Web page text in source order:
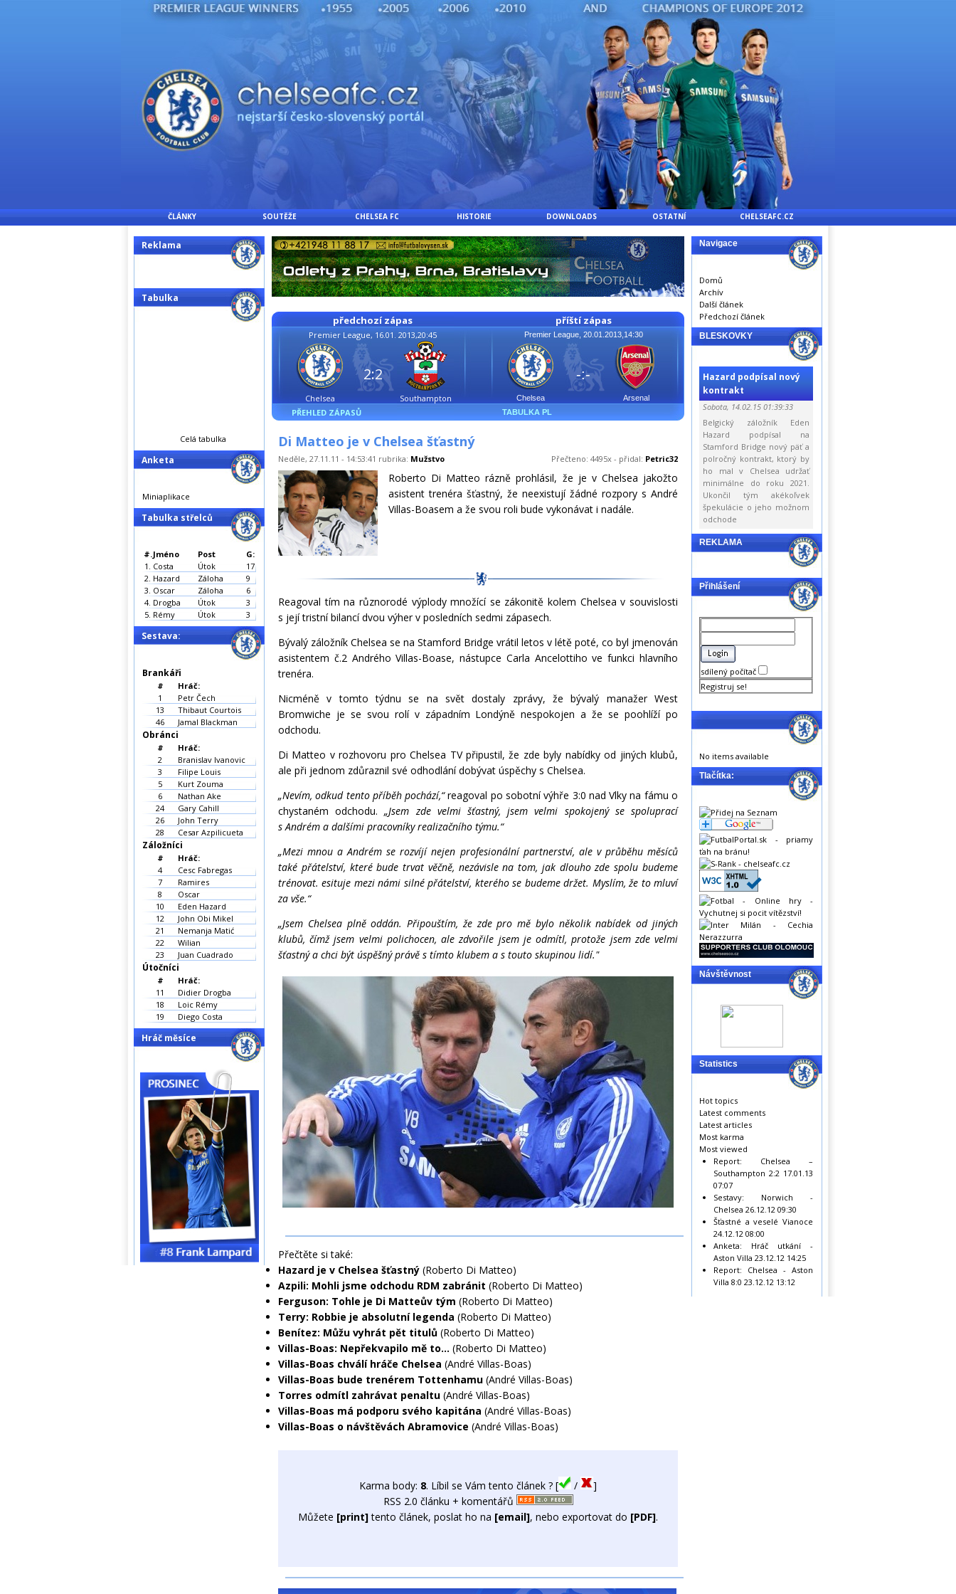
ČLÁNKY SOUTĚŽE CHELSEA FC HISTORIE DOWNLOADS OSTATNÍ CHELSEAFC.CZ
předchozí zápas
Premier League, 16.01. 2013,20:45
Chelsea Southampton
2:2
PŘEHLED ZÁPASŮ
příští zápas
Premier League, 20.01.2013,14:30
Chelsea Arsenal
-:-
TABULKA PL
Di Matteo je v Chelsea šťastný
Neděle, 27.11.11 - 14:53:41 rubrika: Mužstvo Přečteno: 4495x - přidal: Petric32
Roberto Di Matteo rázně prohlásil, že je v Chelsea jakožto
asistent trenéra šťastný, že neexistují žádné rozpory s André
Villas-Boasem a že svou roli bude vykonávat i nadále.
Reagoval tím na různorodé výplody množící se zákonitě kolem Chelsea v souvislosti
s její tristní bilancí dvou výher v posledních sedmi zápasech.
Bývalý záložník Chelsea se na Stamford Bridge vrátil letos v létě poté, co byl jmenován
asistentem č.2 Andrého Villas-Boase, nástupce Carla Ancelottiho ve funkci hlavního
trenéra.
Nicméně v tomto týdnu se na svět dostaly zprávy, že bývalý manažer West
Bromwiche je se svou rolí v západním Londýně nespokojen a že se poohlíží po
odchodu.
Di Matteo v rozhovoru pro Chelsea TV připustil, že zde byly nabídky od jiných klubů,
ale při jednom zdůraznil své odhodlání dobývat úspěchy s Chelsea.
„Nevím, odkud tento příběh pochází,“reagoval po sobotní výhře 3:0 nad Vlky na fámu o
chystaném odchodu.„Jsem zde velmi šťastný, jsem velmi spokojený se spoluprací
s Andrém a dalšími pracovníky realizačního týmu.“
„Mezi mnou a Andrém se rozvíjí nejen profesionální partnerství, ale v průběhu měsíců
také přátelství, které bude trvat věčně, nezávisle na tom, jak dlouho zde spolu budeme
trénovat. esituje mezi námi silné přátelství, kterého se budeme držet. Myslím, že to mluví
za vše.“
„Jsem Chelsea plně oddán. Připouštím, že zde pro mě bylo několik nabídek od jiných
klubů, čímž jsem velmi polichocen, ale zdvořile jsem je odmítl, protože jsem zde velmi
šťastný a chci být úspěšný právě s tímto klubem a s touto skupinou lidí."
Přečtěte si také:
Hazard je v Chelsea šťastný (Roberto Di Matteo)
Azpili: Mohli jsme odchodu RDM zabránit (Roberto Di Matteo)
Ferguson: Tohle je Di Matteův tým (Roberto Di Matteo)
Terry: Robbie je absolutní legenda (Roberto Di Matteo)
Benítez: Můžu vyhrát pět titulů (Roberto Di Matteo)
Villas-Boas: Nepřekvapilo mě to... (Roberto Di Matteo)
Villas-Boas chválí hráče Chelsea (André Villas-Boas)
Villas-Boas bude trenérem Tottenhamu (André Villas-Boas)
Torres odmítl zahrávat penaltu (André Villas-Boas)
Villas-Boas má podporu svého kapitána (André Villas-Boas)
Villas-Boas o návštěvách Abramovice (André Villas-Boas)
Karma body: 8. Líbil se Vám tento článek ? [ /
]
RSS 2.0 článku + komentářů
Můžete [print]tento článek, poslat ho na [email], nebo exportovat do [PDF].
Reklama
Tabulka
Celá tabulka
Anketa
Miniaplikace
Tabulka střelců
#.Jméno Post
G:
1. Costa Útok
17
2. Hazard Záloha
9
3. Oscar Záloha
6
4. Drogba Útok
3
5. Rémy Útok 3
Sestava:
Brankáři
#
Hráč:
1
Petr Čech
13
Thibaut Courtois
46
Jamal Blackman
Obránci
#
Hráč:
2
Branislav Ivanovic
3
Filipe Louis
5
Kurt Zouma
6
Nathan Ake
24
Gary Cahill
26
John Terry
28
Cesar Azpilicueta
Záložníci
#
Hráč:
4
Cesc Fabregas
7
Ramires
8
Oscar
10
Eden Hazard
12
John Obi Mikel
21
Nemanja Matić
22
Wilian
23
Juan Cuadrado
Útočníci
#
Hráč:
11
Didier Drogba
18
Loic Rémy
19
Diego Costa
Hráč měsíce
Navigace
Domů
Archív
Další článek
Předchozí článek
BLESKOVKY
Hazard podpísal nový
kontrakt
Sobota, 14.02.15 01:39:33
Belgický záložník Eden
Hazard podpísal na
Stamford Bridge nový päť a
polročný kontrakt, ktorý by
ho mal v Chelsea udržať
minimálne do roku 2021.
Ukončil tým akékoľvek
špekulácie o jeho možnom
odchode
REKLAMA
Přihlášení
sdílený počítač
Registruj se!
No items available
Tlačítka:
Návštěvnost
Statistics
Hot topics
Latest comments
Latest articles
Most karma
Most viewed
Report: Chelsea –
Southampton 2:2 17.01.13
07:07
Sestavy: Norwich -
Chelsea 26.12.12 09:30
Šťastné a veselé Vianoce
24.12.12 08:00
Anketa: Hráč utkání -
Aston Villa 23.12.12 14:25
Report: Chelsea - Aston
Villa 8:0 23.12.12 13:12